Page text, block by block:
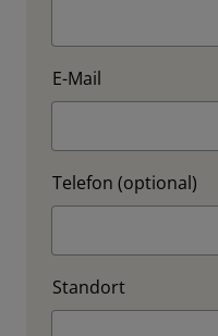
E-Mail
Telefon (optional)
Standort